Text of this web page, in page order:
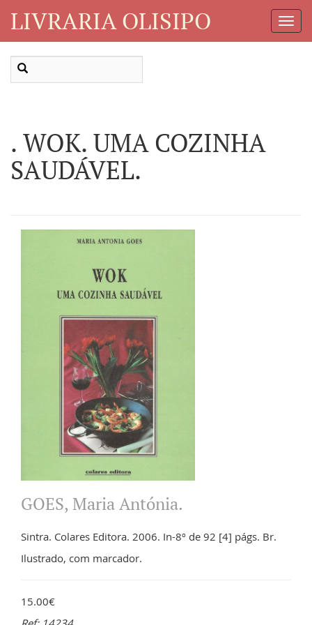
LIVRARIA OLISIPO
. WOK. UMA COZINHA
SAUDÁVEL.
GOES, Maria Antónia.
Sintra. Colares Editora. 2006. In-8º de 92 [4] págs. Br.
Ilustrado, com marcador.
15.00€